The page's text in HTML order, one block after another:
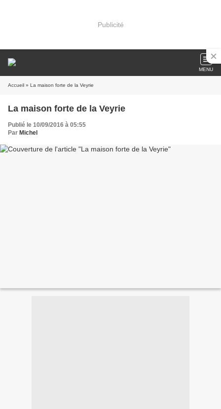
Publicité
MENU
Accueil » La maison forte de la Veyrie
La maison forte de la Veyrie
Publié le 10/09/2016 à 05:55
Par Michel